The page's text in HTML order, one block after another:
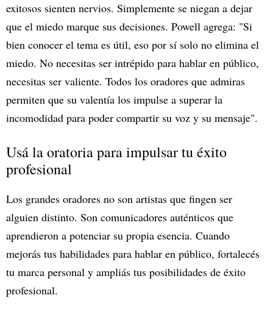
exitosos sienten nervios. Simplemente se niegan a dejar
que el miedo marque sus decisiones. Powell agrega: "Si
bien conocer el tema es útil, eso por sí solo no elimina el
miedo. No necesitas ser intrépido para hablar en público,
necesitas ser valiente. Todos los oradores que admiras
permiten que su valentía los impulse a superar la
incomodidad para poder compartir su voz y su mensaje".
Usá la oratoria para impulsar tu éxito
profesional
Los grandes oradores no son artistas que fingen ser
alguien distinto. Son comunicadores auténticos que
aprendieron a potenciar su propia esencia. Cuando
mejorás tus habilidades para hablar en público, fortalecés
tu marca personal y ampliás tus posibilidades de éxito
profesional.